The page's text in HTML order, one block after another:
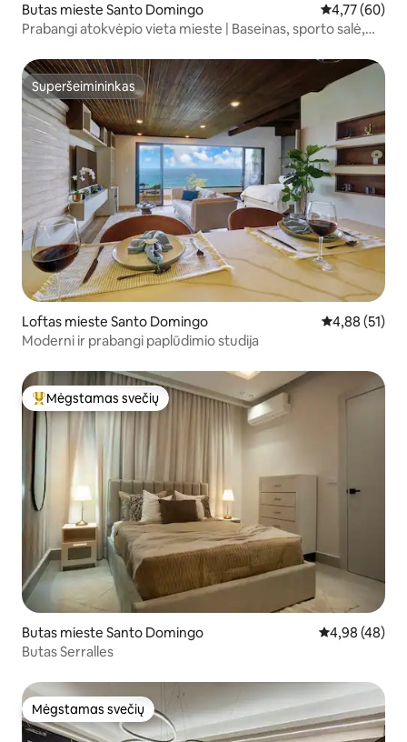
Butas mieste Santo Domingo Vidutinis
4,77 (60)
Prabangi atokvėpio vieta mieste | Baseinas, sporto salė,
Superšeimininkas
Superšeimininkas
Loftas mieste Santo Domingo Vidutinis
4,88 (51)
Moderni ir prabangi paplūdimio studija
Svečių mėgstamiausias
Mėgstamas svečių
Butas mieste Santo Domingo Vidutinis
4,98 (48)
Butas Serralles
Mėgstamas svečių
Mėgstamas svečių